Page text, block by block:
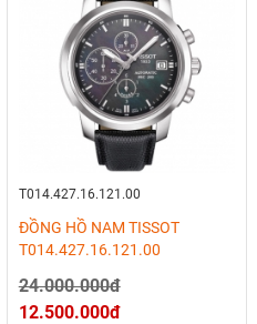
T014.427.16.121.00
ĐỒNG HỒ NAM TISSOT
T014.427.16.121.00
24.000.000đ
12.500.000đ